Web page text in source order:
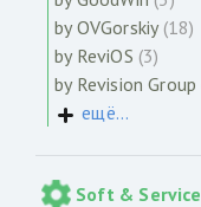
by OVGorskiy (18)
by ReviOS (3)
by Revision Group
ещё...
Soft & Service